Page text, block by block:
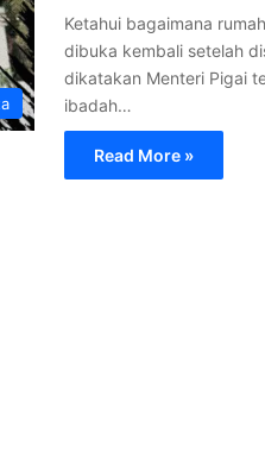
Ketahui bagaimana
dibuka kembali setelah
dikatakan Menteri Pigai
ibadah…
Read More »